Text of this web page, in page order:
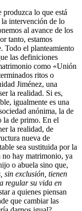
produzca lo que está
la intervención de lo
al avance de los
tanto, estamos
Todo el planteamiento
las definiciones
como «Unión
ritos o
Jiménez, una
la realidad. Si es,
igualmente es una
anónima, la de
la de primo. En el
la realidad, de
nueva de
sea sustituida por la
no hay matrimonio, ya
o abuela sino que,
sin exclusión, tienen
regular su vida en
a quienes piensan
que cambiar las